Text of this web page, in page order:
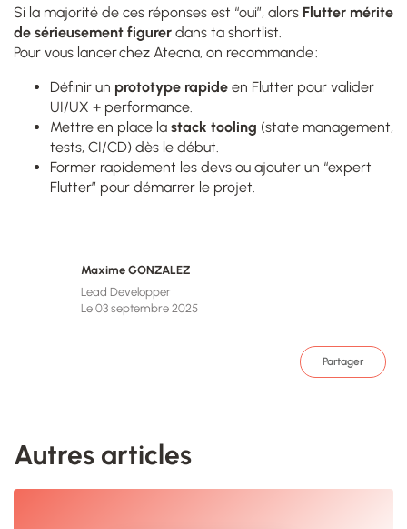
Si la majorité de ces réponses est “oui”, alors Flutter mérite
de sérieusement figurer dans ta shortlist.
Pour vous lancer chez Atecna, on recommande :
Définir un prototype rapide en Flutter pour valider
UI/UX + performance.
Mettre en place la stack tooling (state management,
tests, CI/CD) dès le début.
Former rapidement les devs ou ajouter un “expert
Flutter” pour démarrer le projet.
Maxime GONZALEZ
Lead Developper
Le 03 septembre 2025
Partager
Autres articles